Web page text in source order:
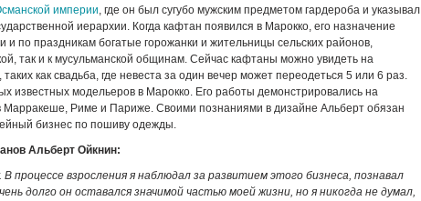
империи, где он был сугубо мужским предметом гардероба и указывал
иерархии. Когда кафтан появился в Марокко, его назначение
и по праздникам богатые горожанки и жительницы сельских районов,
так и к мусульманской общинам. Сейчас кафтаны можно увидеть на
как свадьба, где невеста за один вечер может переодеться 5 или 6 раз.
известных модельеров в Марокко. Его работы демонстрировались на
Марракеше, Риме и Париже. Своими познаниями в дизайне Альберт обязан
бизнес по пошиву одежды.
Альберт Ойкнин:
В процессе взросления я наблюдал за развитием этого бизнеса, познавал
долго он оставался значимой частью моей жизни, но я никогда не думал,